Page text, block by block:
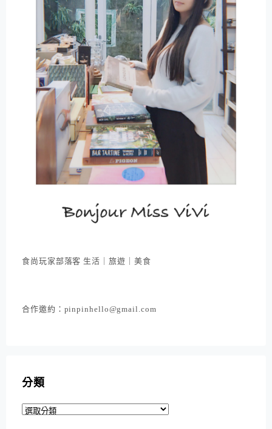
食尚玩家部落客 生活｜旅遊｜美食
合作邀約：pinpinhello@gmail.com
分類
分